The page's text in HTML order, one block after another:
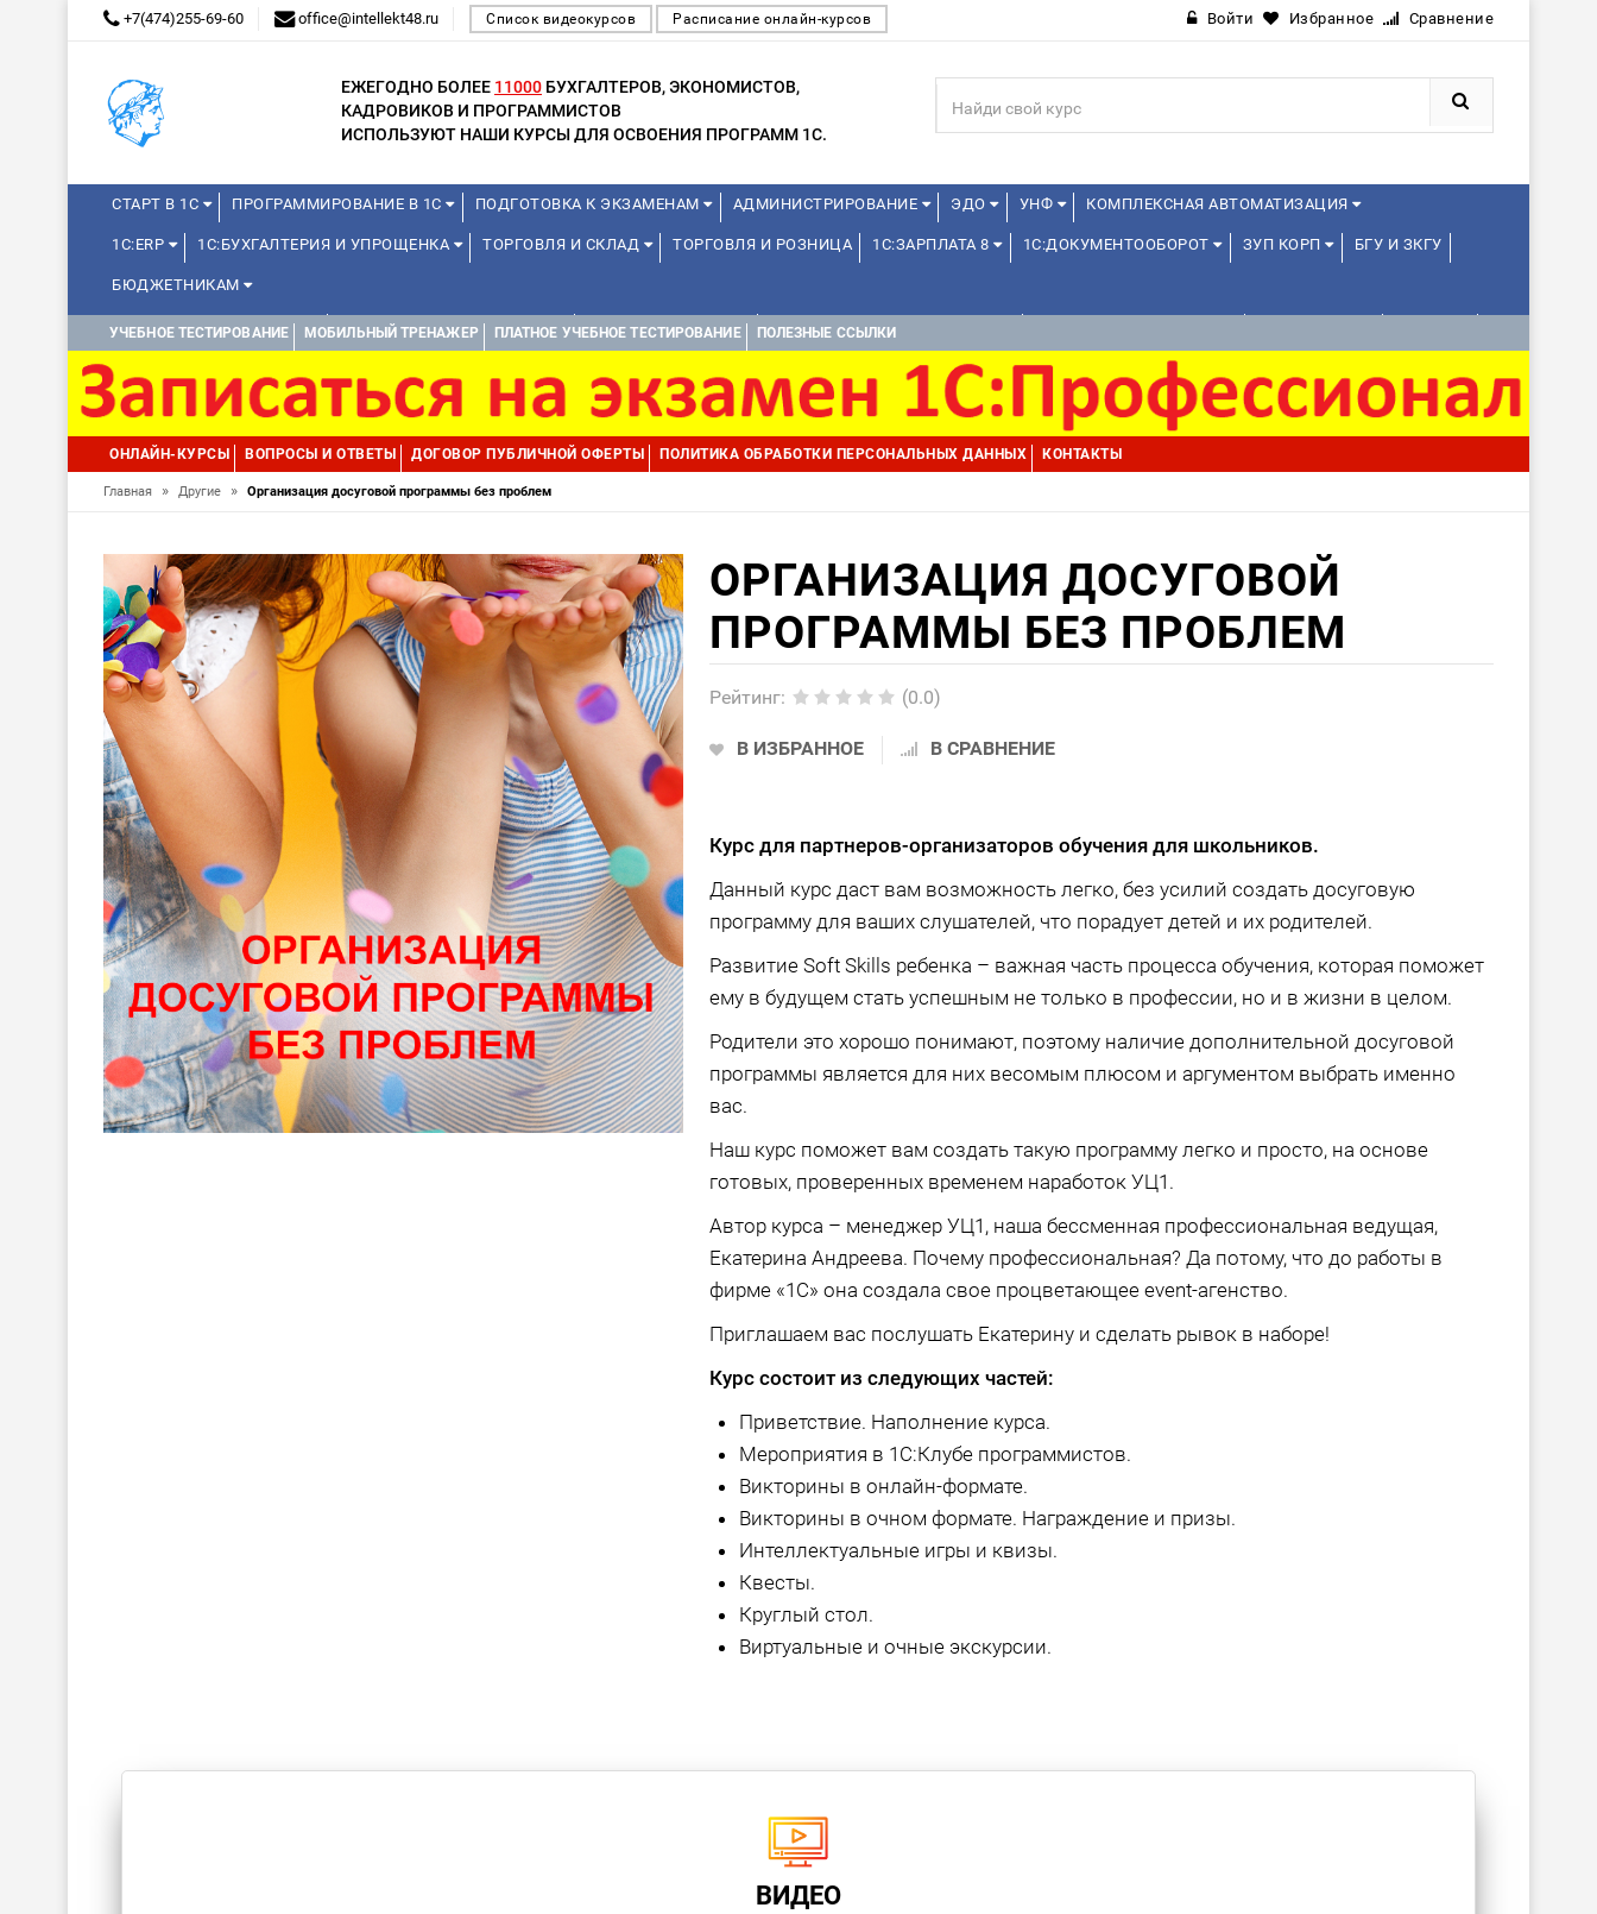
+7(474)255-69-60 office@intellekt48.ru Список видеокурсов Расписание онлайн-курсов Войти Избранное Сравнение
ЕЖЕГОДНО БОЛЕЕ 11000 БУХГАЛТЕРОВ, ЭКОНОМИСТОВ,
КАДРОВИКОВ И ПРОГРАММИСТОВ
ИСПОЛЬЗУЮТ НАШИ КУРСЫ ДЛЯ ОСВОЕНИЯ ПРОГРАММ 1С.
СТАРТ В 1С ПРОГРАММИРОВАНИЕ В 1С ПОДГОТОВКА К ЭКЗАМЕНАМ АДМИНИСТРИРОВАНИЕ ЭДО УНФ КОМПЛЕКСНАЯ АВТОМАТИЗАЦИЯ
1С:ERP 1С:БУХГАЛТЕРИЯ И УПРОЩЕНКА ТОРГОВЛЯ И СКЛАД ТОРГОВЛЯ И РОЗНИЦА 1С:ЗАРПЛАТА 8 1С:ДОКУМЕНТООБОРОТ ЗУП КОРП БГУ И ЗКГУ
БЮДЖЕТНИКАМ
КУРСЫ ДЛЯ ШКОЛЬНИКОВ ДИСТАНЦИОННАЯ ШКОЛА 1С ДЛЯ ШКОЛЬНИКОВ 1С:УПРАВЛЕНИЕ ХОЛДИНГОМ
1С:МЕДИЦИНА
УЧЕБНОЕ ТЕСТИРОВАНИЕ МОБИЛЬНЫЙ ТРЕНАЖЕР ПЛАТНОЕ УЧЕБНОЕ ТЕСТИРОВАНИЕ ПОЛЕЗНЫЕ ССЫЛКИ
ОНЛАЙН-КУРСЫ ВОПРОСЫ И ОТВЕТЫ ДОГОВОР ПУБЛИЧНОЙ ОФЕРТЫ ПОЛИТИКА ОБРАБОТКИ ПЕРСОНАЛЬНЫХ ДАННЫХ КОНТАКТЫ
Главная » Другие » Организация досуговой программы без проблем
ОРГАНИЗАЦИЯ ДОСУГОВОЙ
ПРОГРАММЫ БЕЗ ПРОБЛЕМ
Рейтинг: (0.0)
В ИЗБРАННОЕ В СРАВНЕНИЕ
Курс для партнеров-организаторов обучения для школьников.
Данный курс даст вам возможность легко, без усилий создать досуговую
программу для ваших слушателей, что порадует детей и их родителей.
Развитие Soft Skills ребенка – важная часть процесса обучения, которая поможет
ему в будущем стать успешным не только в профессии, но и в жизни в целом.
Родители это хорошо понимают, поэтому наличие дополнительной досуговой
программы является для них весомым плюсом и аргументом выбрать именно
вас.
Наш курс поможет вам создать такую программу легко и просто, на основе
готовых, проверенных временем наработок УЦ1.
Автор курса – менеджер УЦ1, наша бессменная профессиональная ведущая,
Екатерина Андреева. Почему профессиональная? Да потому, что до работы в
фирме «1С» она создала свое процветающее event-агенство.
Приглашаем вас послушать Екатерину и сделать рывок в наборе!
Курс состоит из следующих частей:
Приветствие. Наполнение курса.
Мероприятия в 1С:Клубе программистов.
Викторины в онлайн-формате.
Викторины в очном формате. Награждение и призы.
Интеллектуальные игры и квизы.
Квесты.
Круглый стол.
Виртуальные и очные экскурсии.
ВИДЕО